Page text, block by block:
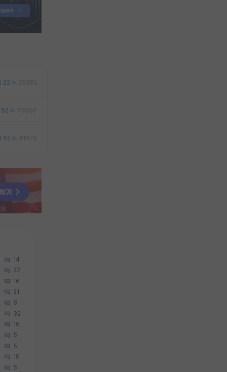
22 25282
52 75056
52 41974
14
22
16
21
8
32
16
5
5
16
5